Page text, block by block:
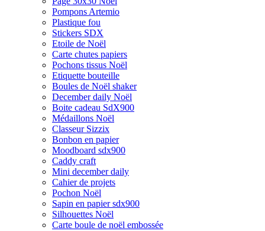
Pompons Artemio
Plastique fou
Stickers SDX
Etoile de Noël
Carte chutes papiers
Pochons tissus Noël
Etiquette bouteille
Boules de Noël shaker
December daily Noël
Boite cadeau SdX900
Médaillons Noël
Classeur Sizzix
Bonbon en papier
Moodboard sdx900
Caddy craft
Mini december daily
Cahier de projets
Pochon Noël
Sapin en papier sdx900
Silhouettes Noël
Carte boule de noël embossée